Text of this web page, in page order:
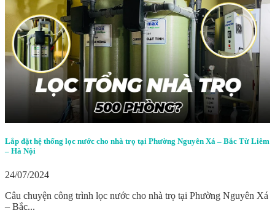
Lắp đặt hệ thống lọc nước cho nhà trọ tại Phường Nguyên Xá – Bắc Từ Liêm
– Hà Nội
24/07/2024
Câu chuyện công trình lọc nước cho nhà trọ tại Phường Nguyên Xá
– Bắc...